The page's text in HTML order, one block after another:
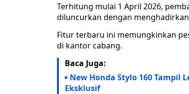
Terhitung mulai 1 April 2026,
diluncurkan dengan
Fitur terbaru ini memungkinkan
di kantor cabang.
Baca Juga:
New Honda Stylo 160 Tampil
Eksklusif